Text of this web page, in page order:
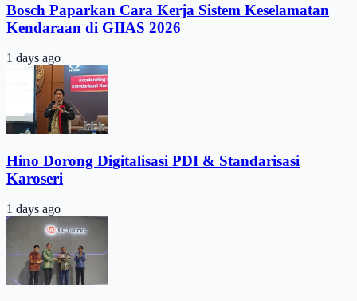
Bosch Paparkan Cara Kerja Sistem Keselamatan
Kendaraan di GIIAS 2026
1 days ago
Hino Dorong Digitalisasi PDI & Standarisasi
Karoseri
1 days ago